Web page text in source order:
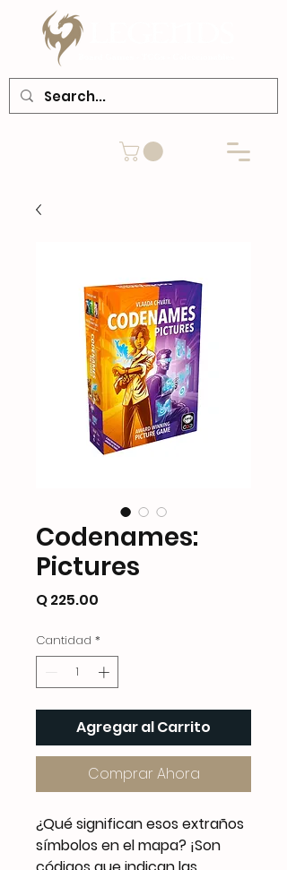
Codenames:
Pictures
Q 225.00
Cantidad *
Agregar al Carrito
Comprar Ahora
¿Qué significan esos extraños
símbolos en el mapa? ¡Son